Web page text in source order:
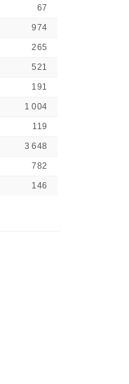
67
974
265
521
191
1 004
119
3 648
782
146